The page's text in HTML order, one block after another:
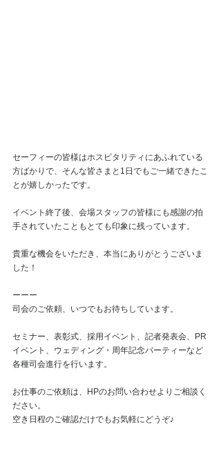
セーフィーの皆様はホスピタリティにあふれている
方ばかりで、そんな皆さまと1日でもご一緒できたこ
とが嬉しかったです。
イベント終了後、会場スタッフの皆様にも感謝の拍
手されていたこともとても印象に残っています。
貴重な機会をいただき、本当にありがとうございま
した！
ーーー
司会のご依頼、いつでもお待ちしています。
セミナー、表彰式、採用イベント、記者発表会、PR
イベント、ウェディング・周年記念パーティーなど
各種司会進行を行います。
お仕事のご依頼は、HPのお問い合わせよりご相談く
ださい。
空き日程のご確認だけでもお気軽にどうぞ♪